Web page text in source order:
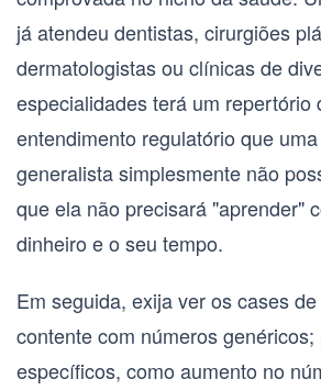
já atendeu dentistas, cirurgiões
dermatologistas ou clínicas de
especialidades terá um repertório
entendimento regulatório que
generalista simplesmente não
que ela não precisará "aprender"
dinheiro e o seu tempo.
Em seguida, exija ver oscases
contente com números
específicos, como aumento no